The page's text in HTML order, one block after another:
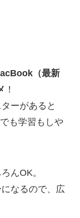
（最新
！
ーがあると
も学習もしや
んOK。
なるので、広